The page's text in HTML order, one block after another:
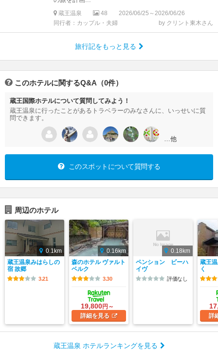
蔵王温泉 48
2026/06/25～2026/06/26
同行者：カップル・夫婦
by クリント東木さん
旅行記をもっと見る
このホテルに関するQ&A（0件）
蔵王国際ホテルについて質問してみよう！
蔵王温泉に行ったことがあるトラベラーのみなさんに、いっせいに質
問できます。
…他
このスポットについて質問する
周辺のホテル
0.1km
蔵王温泉みはらしの
宿 故郷
3.21
0.16km
森のホテル ヴァルト
ベルク
3.30
19,800円～
詳細を見る
0.18km
ペンション ビーハ
イヴ
評価なし
蔵王
く
詳
蔵王温泉 ホテルランキングを見る